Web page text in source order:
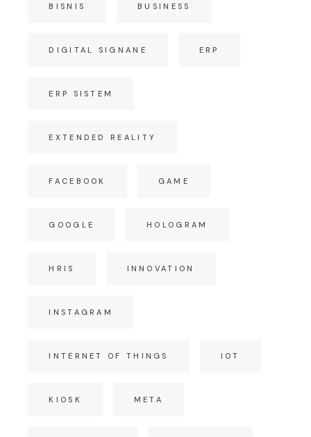
BISNIS BUSINESS
DIGITAL SIGNANE ERP
ERP SISTEM
EXTENDED REALITY
FACEBOOK GAME
GOOGLE HOLOGRAM
HRIS INNOVATION
INSTAGRAM
INTERNET OF THINGS IOT
KIOSK META